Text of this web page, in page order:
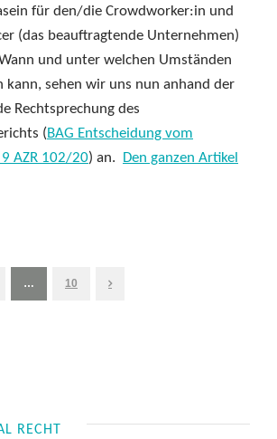
für den/die Crowdworker:in und
(das beauftragtende Unternehmen)
und unter welchen Umständen
kann, sehen wir uns nun anhand der
Rechtsprechung des
(BAG Entscheidung vom
AZR 102/20) an.
Den ganzen Artikel
… 10
RECHT